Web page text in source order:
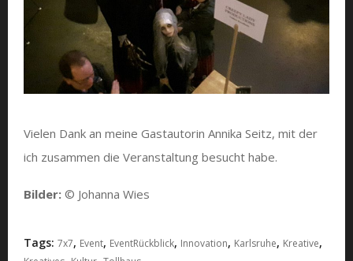
Vielen Dank an meine Gastautorin Annika Seitz, mit der
ich zusammen die Veranstaltung besucht habe.
Bilder: © Johanna Wies
Tags: 7x7, Event, EventRückblick, Innovation, Karlsruhe, Kreative,